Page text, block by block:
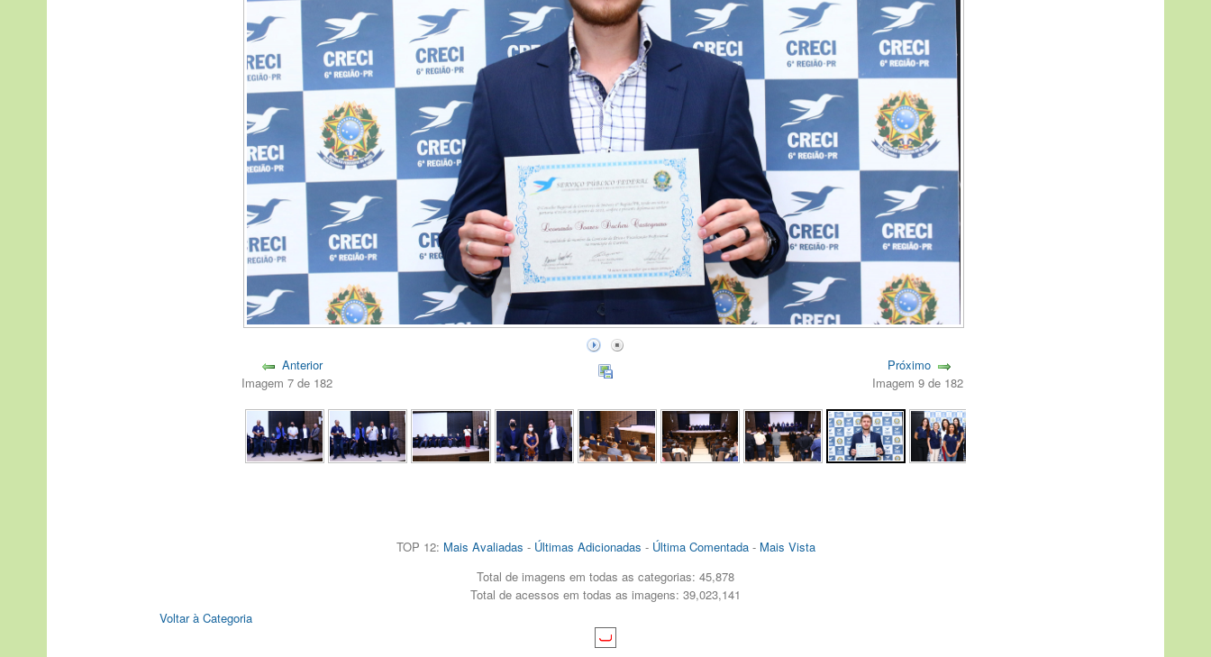
Anterior
Imagem 7 de 182
Próximo
Imagem 9 de 182
TOP 12: Mais Avaliadas - Últimas Adicionadas - Última Comentada- Mais Vista
Total de imagens em todas as categorias: 45,878
Total de acessos em todas as imagens: 39,023,141
Voltar à Categoria